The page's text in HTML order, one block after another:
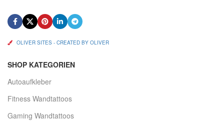
OLIVER SITES - CREATED BY OLIVER
SHOP KATEGORIEN
Autoaufkleber
Fitness Wandtattoos
Gaming Wandtattoos